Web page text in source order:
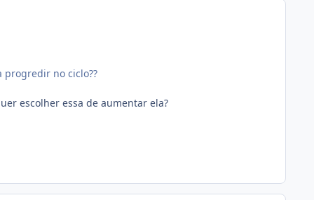
no ciclo??
escolher essa de aumentar ela?